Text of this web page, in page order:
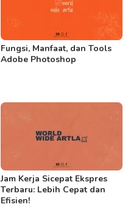
Fungsi, Manfaat, dan Tools
Adobe Photoshop
Jam Kerja Sicepat Ekspres
Terbaru: Lebih Cepat dan
Efisien!